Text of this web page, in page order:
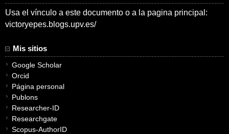
Usa el vínculo a este documento o a la pagina principal:
victoryepes.blogs.upv.es/
Mis sitios
Google Scholar
Orcid
Página personal
Publons
Researcher-ID
Researchgate
Scopus-AuthorID